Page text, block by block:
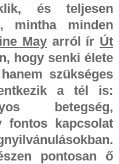
és teljesen
mintha minden
May arról ír Út
hogy senki élete
szükséges
a tél is:
betegség,
fontos kapcsolat
pontosan ő